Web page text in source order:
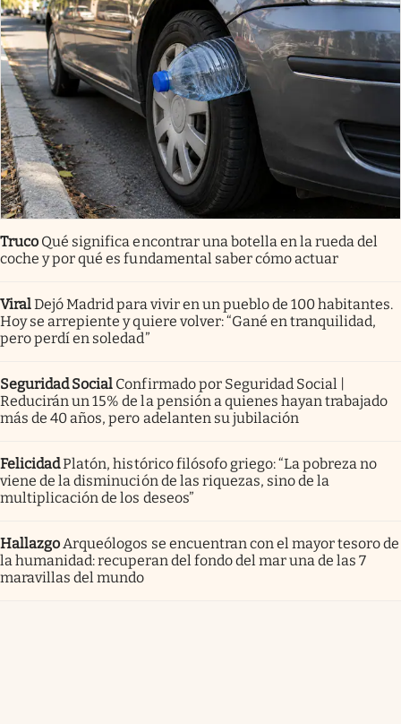
Truco Qué significa encontrar una botella en la rueda del
coche y por qué es fundamental saber cómo actuar
ViralDejó Madrid para vivir en un pueblo de 100 habitantes.
Hoy se arrepiente y quiere volver: “Gané en tranquilidad,
pero perdí en soledad”
Seguridad Social Confirmado por Seguridad Social |
Reducirán un 15% de la pensión a quienes hayan trabajado
más de 40 años, pero adelanten su jubilación
FelicidadPlatón, histórico filósofo griego: “La pobreza no
viene de la disminución de las riquezas, sino de la
multiplicación de los deseos”
HallazgoArqueólogos se encuentran con el mayor tesoro de
la humanidad: recuperan del fondo del mar una de las 7
maravillas del mundo